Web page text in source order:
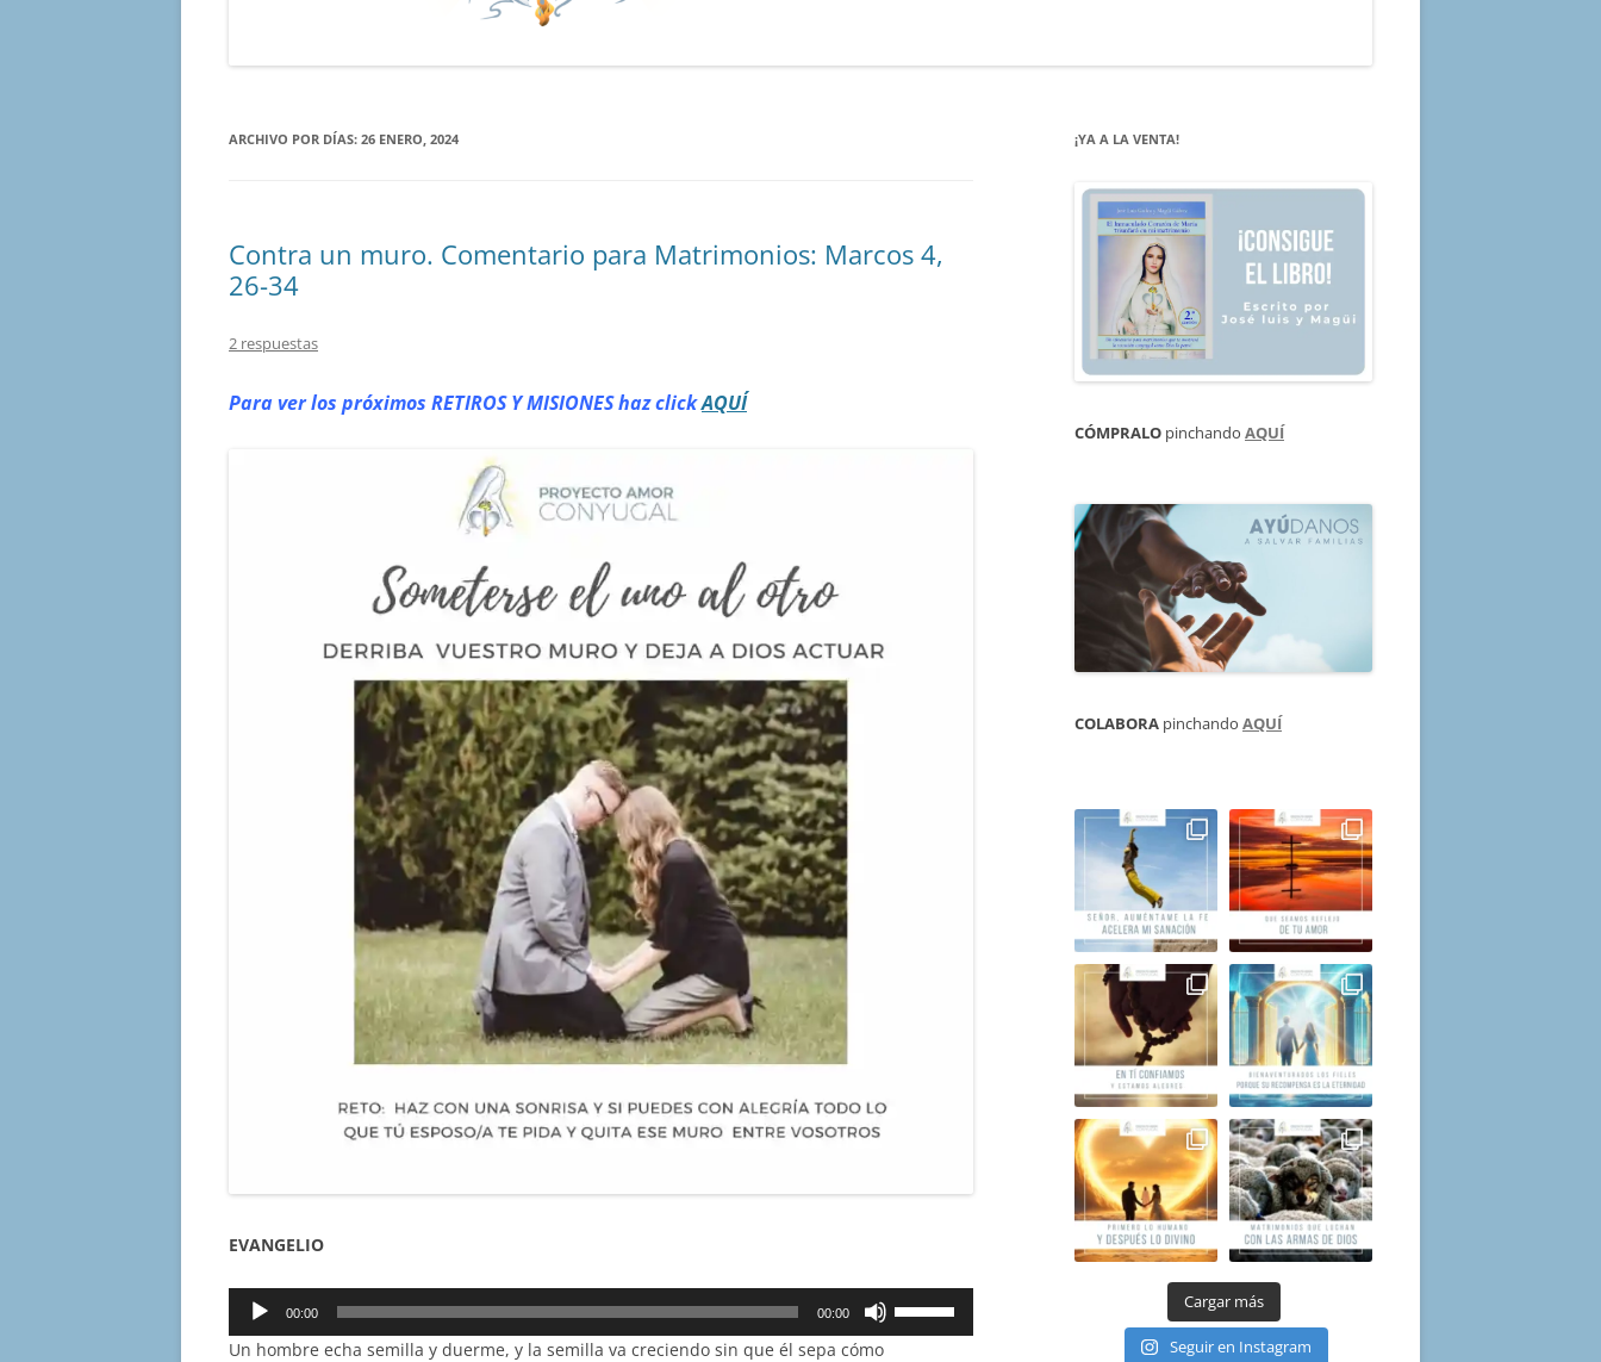
ARCHIVO POR DÍAS: 26 ENERO, 2024
Contra un muro. Comentario para Matrimonios: Marcos 4,
26-34
2 respuestas
Para ver los próximos RETIROSY MISIONES haz clickAQUÍ
EVANGELIO
Reproductor
00:00 00:00
Un hombre echa semilla y duerme, y la semilla va creciendo sin que él sepa cómo
¡YA A LA VENTA!
CÓMPRALO pinchando AQUÍ
COLABORA pinchando AQUÍ
Cargar más
Seguir en Instagram